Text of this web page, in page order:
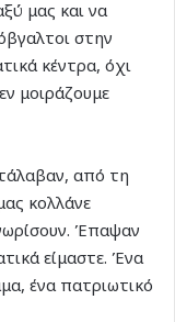
μας και να
στην
κέντρα, όχι
μοιράζουμε
από τη
κολλάνε
Έπαψαν
είμαστε. Ένα
ένα πατριωτικό